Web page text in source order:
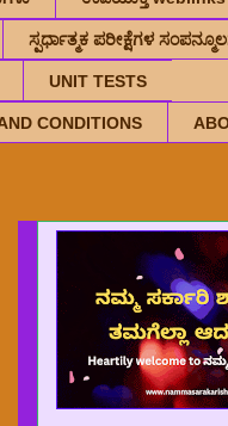
ಸ್ಪರ್ಧಾತ್ಮಕ‌ ಪರೀಕ್ಷೆಗಳ‌
UNIT TESTS
CONDITIONS
ಶಿಕ್ಷಕರಿಗೆ,